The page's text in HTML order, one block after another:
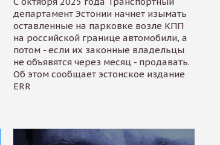
департамент Эстонии начнет изымать
оставленные на парковке возле КПП
на российской границе автомобили, а
потом - если их законные владельцы
не объявятся через месяц - продавать.
Об этом сообщает эстонское издание
ERR